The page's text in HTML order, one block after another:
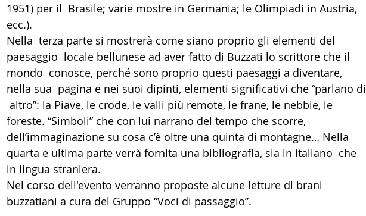
1951) per il  Brasile; varie mostre in Germania; le Olimpiadi in Austria,
ecc.).
Nella  terza parte si mostrerà come siano proprio gli elementi del
paesaggio  locale bellunese ad aver fatto di Buzzati lo scrittore che il
mondo  conosce, perché sono proprio questi paesaggi a diventare,
nella sua  pagina e nei suoi dipinti, elementi significativi che “parlano di
altro”: la Piave, le crode, le valli più remote, le frane, le nebbie, le
foreste. “Simboli” che con lui narrano del tempo che scorre,
dell’immaginazione su cosa c’è oltre una quinta di montagne… Nella
quarta e ultima parte verrà fornita una bibliografia, sia in italiano  che
in lingua straniera.
Nel corso dell'evento verranno proposte alcune letture di brani
buzzatiani a cura del Gruppo “Voci di passaggio”.